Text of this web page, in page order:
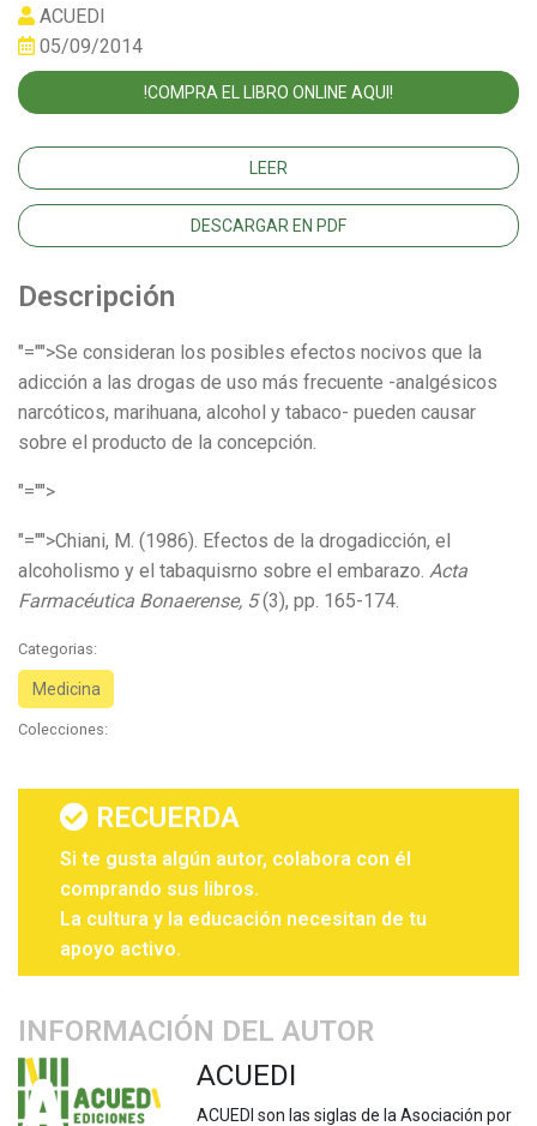
ACUEDI
05/09/2014
!COMPRA EL LIBRO ONLINE AQUI!
LEER
DESCARGAR EN PDF
Descripción
"="">Se consideran los posibles efectos nocivos que la
adicción a las drogas de uso más frecuente -analgésicos
narcóticos, marihuana, alcohol y tabaco- pueden causar
sobre el producto de la concepción.
"="">
"="">Chiani, M. (1986). Efectos de la drogadicción, el
alcoholismo y el tabaquisrno sobre el embarazo. Acta
Farmacéutica Bonaerense, 5(3), pp. 165-174.
Categorias:
Medicina
Colecciones:
RECUERDA
Si te gusta algún autor, colabora con él
comprando sus libros.
La cultura y la educación necesitan de tu
apoyo activo.
INFORMACIÓN DEL AUTOR
ACUEDI
ACUEDI son las siglas de la Asociación por